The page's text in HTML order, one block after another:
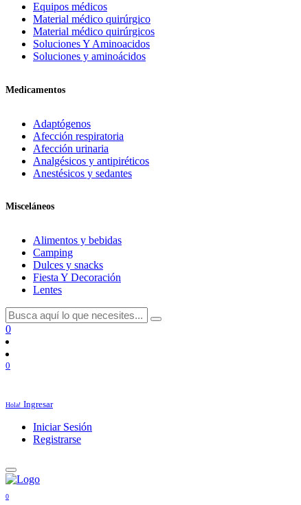
Equipos médicos
Material médico quirúrgico
Material médico quirúrgicos
Soluciones Y Aminoacidos
Soluciones y aminoácidos
Medicamentos
Adaptógenos
Afección respiratoria
Afección urinaria
Analgésicos y antipiréticos
Anestésicos y sedantes
Misceláneos
Alimentos y bebidas
Camping
Dulces y snacks
Fiesta Y Decoración
Lentes
0
0
Hola! Ingresar
Iniciar Sesión
Registrarse
0